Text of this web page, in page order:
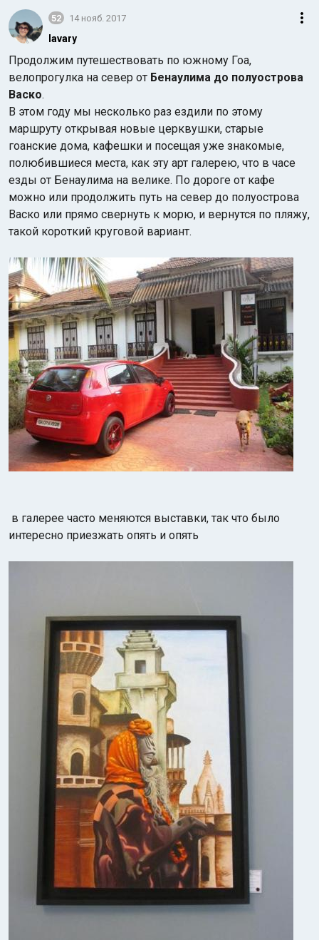
52 14 нояб. 2017
lavary
Продолжим путешествовать по южному Гоа,
велопрогулка на север от Бенаулима до полуострова
Васко.
В этом году мы несколько раз ездили по этому
маршруту открывая новые церквушки, старые
гоанские дома, кафешки и посещая уже знакомые,
полюбившиеся места, как эту арт галерею, что в часе
езды от Бенаулима на велике. По дороге от кафе
можно или продолжить путь на север до полуострова
Васко или прямо свернуть к морю, и вернутся по пляжу,
такой короткий круговой вариант.
в галерее часто меняются выставки, так что было
интересно приезжать опять и опять